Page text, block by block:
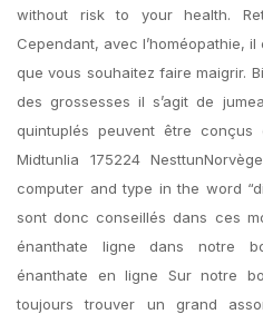
without risk to your health.
Cependant, avec l’homéopathie,
que vous souhaitez faire maigrir.
des grossesses il s’agit de
quintuplés peuvent être
Midtunlia 175224
computer and type in the word
sont donc conseillés dans ces
énanthate ligne dans notre
énanthate en ligne Sur notre
toujours trouver un grand